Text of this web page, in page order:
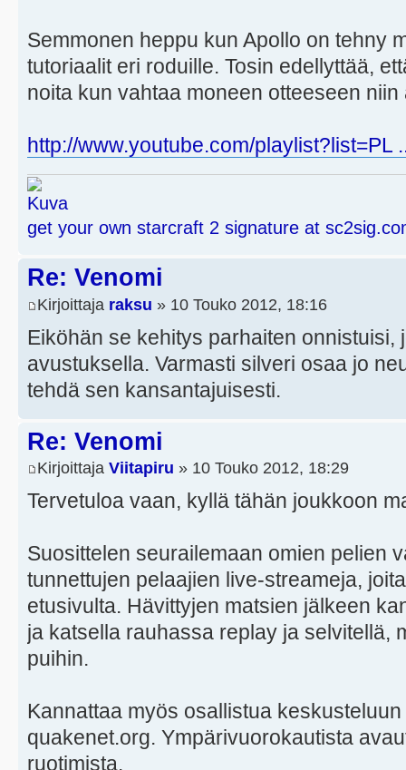
Semmonen heppu kun Apollo on tehny
tutoriaalit eri roduille. Tosin edellyttää,
noita kun vahtaa moneen otteeseen
http://www.youtube.com/playlist?list=PL
get your own starcraft 2 signature at
Re: Venomi
Kirjoittaja raksu » 10 Touko 2012, 18:16
Eiköhän se kehitys parhaiten
avustuksella. Varmasti silveri osaa jo
tehdä sen kansantajuisesti.
Re: Venomi
Kirjoittaja Viitapiru » 10 Touko 2012, 18:29
Tervetuloa vaan, kyllä tähän joukkoon
Suosittelen seurailemaan omien pelien
tunnettujen pelaajien live-streameja,
etusivulta. Hävittyjen matsien jälkeen
ja katsella rauhassa replay ja selvitellä,
puihin.
Kannattaa myös osallistua
quakenet.org. Ympärivuorokautista
ruotimista.